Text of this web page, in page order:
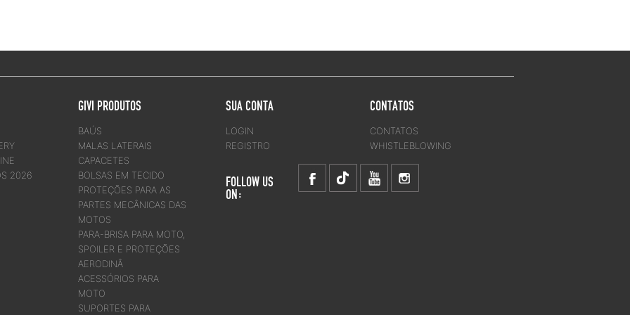
2026
GIVI PRODUTOS
BAÚS
MALAS LATERAIS
CAPACETES
BOLSAS EM TECIDO
PROTEÇÕES PARA AS
PARTES MECÂNICAS DAS
MOTOS
PARA-BRISA PARA MOTO,
SPOILER E PROTEÇÕES
AERODINÂ
ACESSÓRIOS PARA
MOTO
SUPORTES PARA
SUA CONTA
LOGIN
REGISTRO
CONTATOS
CONTATOS
WHISTLEBLOWING
FOLLOW US
ON: